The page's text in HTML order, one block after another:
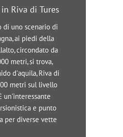
Riva di Tures
di uno scenario di
ai piedi della
circondato da
metri, si trova,
d'aquila, Riva di
metri sul livello
un'interessante
e punto
per diverse vette